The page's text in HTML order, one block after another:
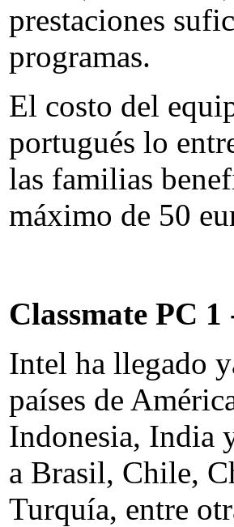
prestaciones
programas.
El costo del
portugués lo
las familias
máximo de 50
Classmate PC
Intel ha llegado
países de
Indonesia, India
a Brasil, Chile,
Turquía, entre